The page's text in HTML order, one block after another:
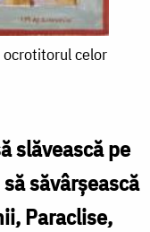
ocrotitorul celor
slăvească pe
săvârșească
Paraclise,